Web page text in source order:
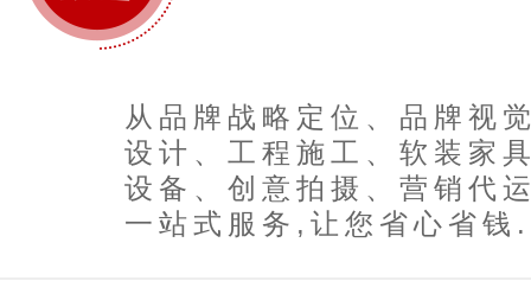
从品牌战略定位、品牌视
设计、工程施工、软装家
设备、创意拍摄、营销代
一站式服务,让您省心省